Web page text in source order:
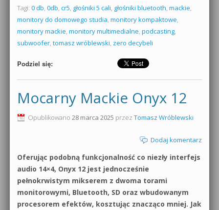
Tagi: 0 db, 0db, cr5, głośniki 5 cali, głośniki bluetooth, mackie,
monitory do domowego studia, monitory kompaktowe,
monitory mackie, monitory multimedialne, podcasting,
subwoofer, tomasz wróblewski, zero decybeli
Podziel się:
Mocarny Mackie Onyx 12
Opublikowano 28 marca 2025 przez Tomasz Wróblewski
Dodaj komentarz
Oferując podobną funkcjonalność co niezły interfejs
audio 14×4, Onyx 12 jest jednocześnie
pełnokrwistym mikserem z dwoma torami
monitorowymi, Bluetooth, SD oraz wbudowanym
procesorem efektów, kosztując znacząco mniej. Jak